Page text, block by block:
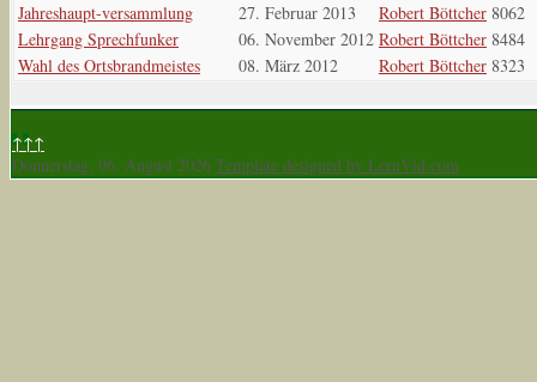
Jahreshaupt-versammlung
27. Februar 2013 Robert Böttcher 8062
Lehrgang Sprechfunker
06. November 2012 Robert Böttcher 8484
Wahl des Ortsbrandmeistes
08. März 2012 Robert Böttcher 8323
↑↑↑
Donnerstag, 06. August 2026 Template designed by LernVid.com